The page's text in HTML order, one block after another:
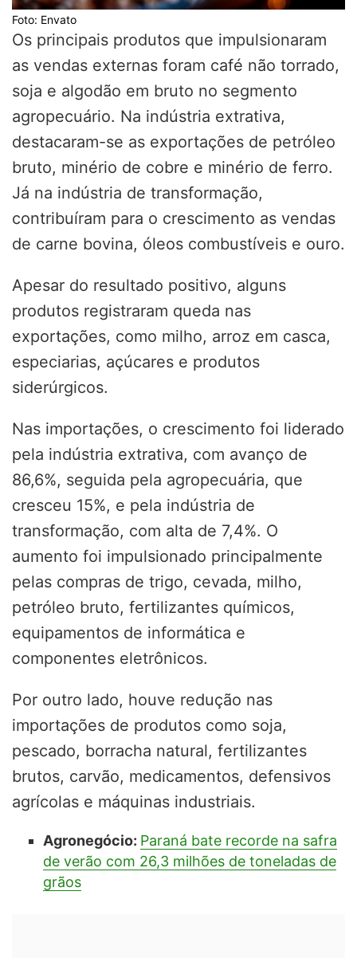
Foto: Envato
Os principais produtos que impulsionaram
as vendas externas foram café não torrado,
soja e algodão em bruto no segmento
agropecuário. Na indústria extrativa,
destacaram-se as exportações de petróleo
bruto, minério de cobre e minério de ferro.
Já na indústria de transformação,
contribuíram para o crescimento as vendas
de carne bovina, óleos combustíveis e ouro.
Apesar do resultado positivo, alguns
produtos registraram queda nas
exportações, como milho, arroz em casca,
especiarias, açúcares e produtos
siderúrgicos.
Nas importações, o crescimento foi liderado
pela indústria extrativa, com avanço de
86,6%, seguida pela agropecuária, que
cresceu 15%, e pela indústria de
transformação, com alta de 7,4%. O
aumento foi impulsionado principalmente
pelas compras de trigo, cevada, milho,
petróleo bruto, fertilizantes químicos,
equipamentos de informática e
componentes eletrônicos.
Por outro lado, houve redução nas
importações de produtos como soja,
pescado, borracha natural, fertilizantes
brutos, carvão, medicamentos, defensivos
agrícolas e máquinas industriais.
Agronegócio: Paraná bate recorde na safra
de verão com 26,3 milhões de toneladas de
grãos